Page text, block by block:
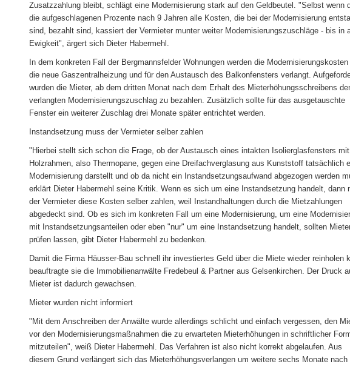
Zusatzzahlung bleibt, schlägt eine Modernisierung stark auf den Geldbeutel. "Selbst wenn
die aufgeschlagenen Prozente nach 9 Jahren alle Kosten, die bei der Modernisierung
sind, bezahlt sind, kassiert der Vermieter munter weiter Modernisierungszuschläge - bis in
Ewigkeit", ärgert sich Dieter Habermehl.
In dem konkreten Fall der Bergmannsfelder Wohnungen werden die Modernisierungskosten
die neue Gaszentralheizung und für den Austausch des Balkonfensters verlangt.
wurden die Mieter, ab dem dritten Monat nach dem Erhalt des Mieterhöhungsschreibens
verlangten Modernisierungszuschlag zu bezahlen. Zusätzlich sollte für das ausgetauschte
Fenster ein weiterer Zuschlag drei Monate später entrichtet werden.
Instandsetzung muss der Vermieter selber zahlen
"Hierbei stellt sich schon die Frage, ob der Austausch eines intakten Isolierglasfensters mit
Holzrahmen, also Thermopane, gegen eine Dreifachverglasung aus Kunststoff tatsächlich
Modernisierung darstellt und ob da nicht ein Instandsetzungsaufwand abgezogen werden
erklärt Dieter Habermehl seine Kritik. Wenn es sich um eine Instandsetzung handelt, dann
der Vermieter diese Kosten selber zahlen, weil Instandhaltungen durch die Mietzahlungen
abgedeckt sind. Ob es sich im konkreten Fall um eine Modernisierung, um eine
mit Instandsetzungsanteilen oder eben "nur" um eine Instandsetzung handelt, sollten
prüfen lassen, gibt Dieter Habermehl zu bedenken.
Damit die Firma Häusser-Bau schnell ihr investiertes Geld über die Miete wieder reinholen
beauftragte sie die Immobilienanwälte Fredebeul & Partner aus Gelsenkirchen. Der Druck
Mieter ist dadurch gewachsen.
Mieter wurden nicht informiert
"Mit dem Anschreiben der Anwälte wurde allerdings schlicht und einfach vergessen, den
vor den Modernisierungsmaßnahmen die zu erwarteten Mieterhöhungen in schriftlicher
mitzuteilen", weiß Dieter Habermehl. Das Verfahren ist also nicht korrekt abgelaufen. Aus
diesem Grund verlängert sich das Mieterhöhungsverlangen um weitere sechs Monate nach